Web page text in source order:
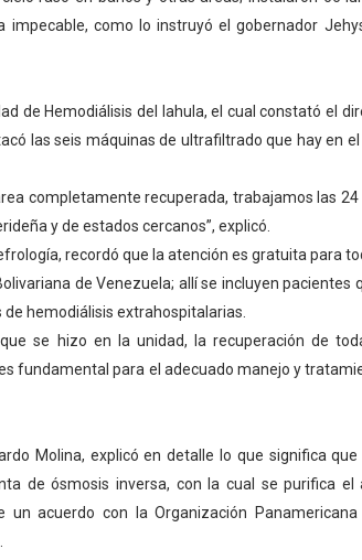
la Semana Mundial de la Lactancia
Ríe 2026" brinda recreación y cultura a
Renace en el sector El Alcázar
como lo instruyó el gobernador
de Hemodiálisis del Iahula, el cual constató el
las seis máquinas de ultrafiltrado que hay en
completamente recuperada, trabajamos las
y de estados cercanos”, explicó.
recordó que la atención es gratuita para
de Venezuela; allí se incluyen pacientes
de hemodiálisis extrahospitalarias.
se hizo en la unidad, la recuperación de
fundamental para el adecuado manejo y
Molina, explicó en detalle lo que significa
de ósmosis inversa, con la cual se purifica el
acuerdo con la Organización